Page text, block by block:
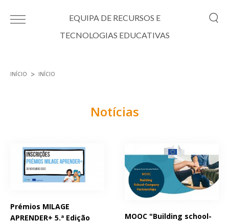
EQUIPA DE RECURSOS E
TECNOLOGIAS EDUCATIVAS
INÍCIO INÍCIO
Notícias
Prémios MILAGE
APRENDER+ 5.ª Edição
MOOC "Building school-
Páginas